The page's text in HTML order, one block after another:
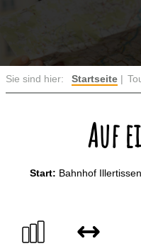
Sie sind hier: Startseite
Auf
Start: Bahnhof Illertissen